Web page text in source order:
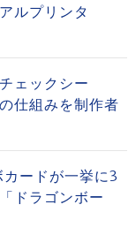
ルプリンタ
ェックシー
仕組みを制作者
ードが一挙に3
ドラゴンボー